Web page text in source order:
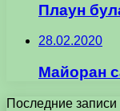
Плаун
28.02.2020
Майоран
Последние записи